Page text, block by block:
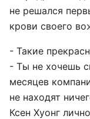
не решался
крови своего
- Такие
- Ты не хочешь
месяцев
не находят
Ксен Хуонг